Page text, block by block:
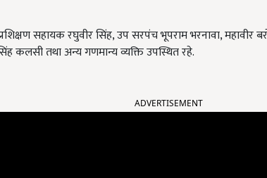
सहायक रघुवीर सिंह, उप सरपंच भूपराम भरनावा,
कलसी तथा अन्य गणमान्य व्यक्ति उपस्थित रहे.
ADVERTISEMENT